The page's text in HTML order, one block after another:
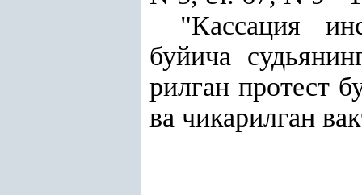
"Кассация
буйича
рилган протест
ва чикарилган